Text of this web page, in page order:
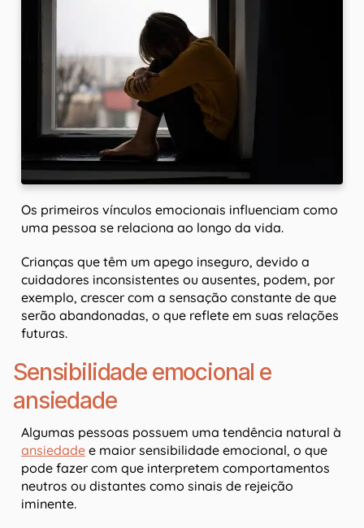
Os primeiros vínculos emocionais influenciam como
uma pessoa se relaciona ao longo da vida.
Crianças que têm um apego inseguro, devido a
cuidadores inconsistentes ou ausentes, podem, por
exemplo, crescer com a sensação constante de que
serão abandonadas, o que reflete em suas relações
futuras.
Sensibilidade emocional e
ansiedade
Algumas pessoas possuem uma tendência natural à
ansiedade e maior sensibilidade emocional, o que
pode fazer com que interpretem comportamentos
neutros ou distantes como sinais de rejeição
iminente.